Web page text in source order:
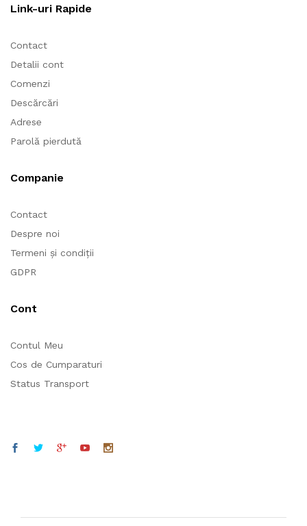
Link-uri Rapide
Contact
Detalii cont
Comenzi
Descărcări
Adrese
Parolă pierdută
Companie
Contact
Despre noi
Termeni și condiții
GDPR
Cont
Contul Meu
Cos de Cumparaturi
Status Transport